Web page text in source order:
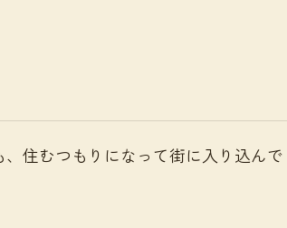
住むつもりになって街に入り込んで